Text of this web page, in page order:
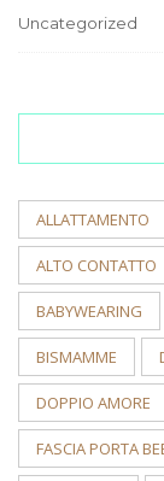
Uncategorized
ALLATTAMENTO
ALTO CONTATTO
BABYWEARING
BISMAMME
DOPPIO AMORE
FASCIA PORTA